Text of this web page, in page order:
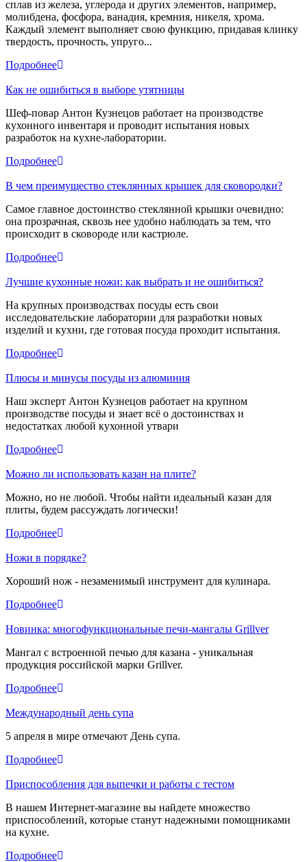
сплав из железа, углерода и других элементов, например,
молибдена, фосфора, ванадия, кремния, никеля, хрома.
Каждый элемент выполняет свою функцию, придавая клинку
твердость, прочность, упруго...
Подробнее
Как не ошибиться в выборе утятницы
Шеф-повар Антон Кузнецов работает на производстве
кухонного инвентаря и проводит испытания новых
разработок на кухне-лаборатории.
Подробнее
В чем преимущество стеклянных крышек для сковородки?
Самое главное достоинство стеклянной крышки очевидно:
она прозрачная, сквозь нее удобно наблюдать за тем, что
происходит в сковороде или кастрюле.
Подробнее
Лучшие кухонные ножи: как выбрать и не ошибиться?
На крупных производствах посуды есть свои
исследовательские лаборатории для разработки новых
изделий и кухни, где готовая посуда проходит испытания.
Подробнее
Плюсы и минусы посуды из алюминия
Наш эксперт Антон Кузнецов работает на крупном
производстве посуды и знает всё о достоинствах и
недостатках любой кухонной утвари
Подробнее
Можно ли использовать казан на плите?
Можно, но не любой. Чтобы найти идеальный казан для
плиты, будем рассуждать логически!
Подробнее
Ножи в порядке?
Хороший нож - незаменимый инструмент для кулинара.
Подробнее
Новинка: многофункциональные печи-мангалы Grillver
Мангал с встроенной печью для казана - уникальная
продукция российской марки Grillver.
Подробнее
Международный день супа
5 апреля в мире отмечают День супа.
Подробнее
Приспособления для выпечки и работы с тестом
В нашем Интернет-магазине вы найдете множество
приспособлений, которые станут надежными помощниками
на кухне.
Подробнее